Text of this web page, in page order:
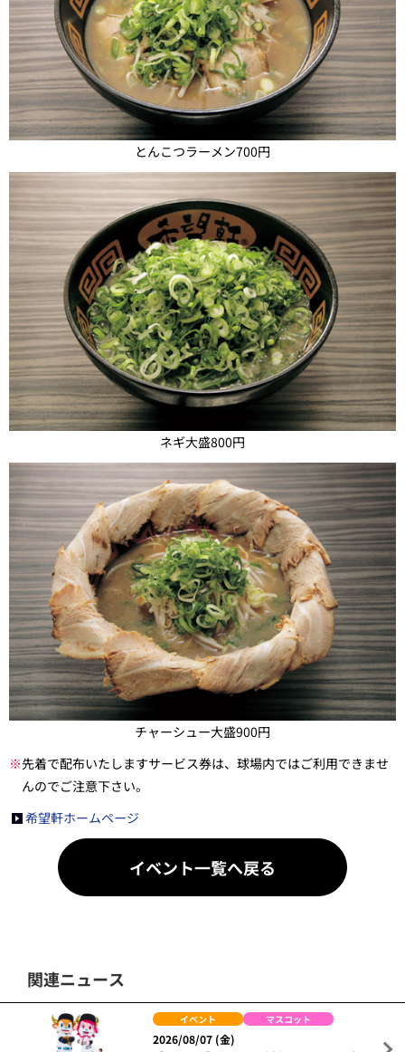
とんこつラーメン700円
ネギ大盛800円
チャーシュー大盛900円
※先着で配布いたしますサービス券は、球場内ではご利用できませ
んのでご注意下さい。
希望軒ホームページ
イベント一覧へ戻る
関連ニュース
イベント マスコット
2026/08/07 (金)